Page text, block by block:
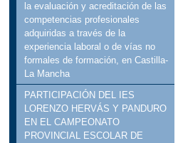
la evaluación y acreditación de las
competencias profesionales
adquiridas a través de la
experiencia laboral o de vías no
formales de formación, en Castilla-
La Mancha
PARTICIPACIÓN DEL IES
LORENZO HERVÁS Y PANDURO
EN EL CAMPEONATO
PROVINCIAL ESCOLAR DE